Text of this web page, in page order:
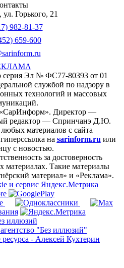
ул. Горького, 21
982-81-37
659-600
серия Эл № ФС77-80393 от 01
службой по надзору в
технологий и массовых
Директор —
редактор — Спринчанэ Д.Ю.
материалов с сайта
на sarinform.ru или
с новостью.
за достоверность
Такие материалы
материал» и «Реклама».
и сервиc Яндекс.Метрика
"Без иллюзий"
- Алексей Кухтерин